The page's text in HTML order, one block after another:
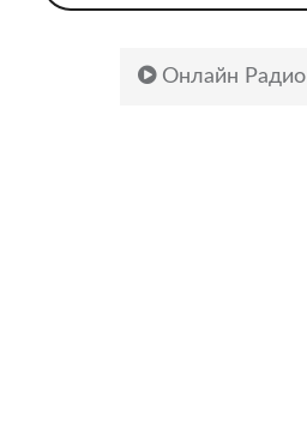
Онлайн Радио